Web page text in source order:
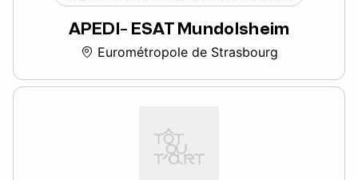
APEDI- ESAT Mundolsheim
Eurométropole de Strasbourg